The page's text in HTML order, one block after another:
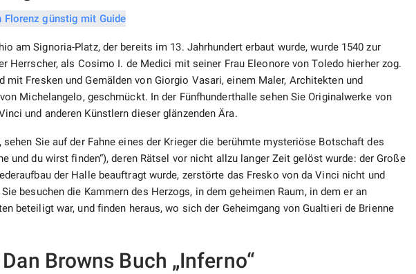
am Signoria-Platz, der bereits im 13. Jahrhundert erbaut wurde, wurde 1540 zur
Herrscher, als Cosimo I. de Medici mit seiner Frau Eleonore von Toledo hierher zog.
mit Fresken und Gemälden von Giorgio Vasari, einem Maler, Architekten und
Michelangelo, geschmückt. In der Fünfhunderthalle sehen Sie Originalwerke von
und anderen Künstlern dieser glänzenden Ära.
sehen Sie auf der Fahne eines der Krieger die berühmte mysteriöse Botschaft des
und du wirst finden“), deren Rätsel vor nicht allzu langer Zeit gelöst wurde: der Große
der Halle beauftragt wurde, zerstörte das Fresko von da Vinci nicht und
besuchen die Kammern des Herzogs, in dem geheimen Raum, in dem er an
beteiligt war, und finden heraus, wo sich der Geheimgang von Gualtieri de Brienne
Browns Buch „Inferno“